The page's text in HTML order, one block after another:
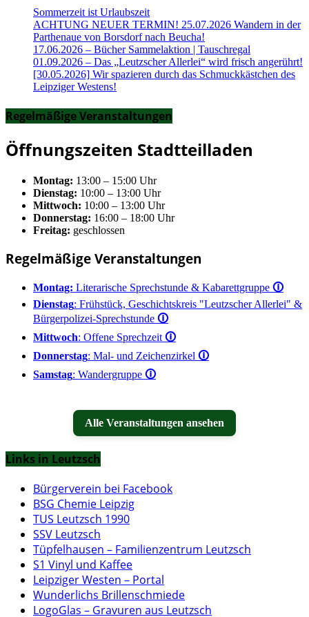
Sommerzeit ist Urlaubszeit
ACHTUNG NEUER TERMIN! 25.07.2026 Wandern in der
Parthenaue von Borsdorf nach Beucha!
17.06.2026 – Bücher Sammelaktion | Tauschregal
01.09.2026 – Das „Leutzscher Allerlei“ wird frisch angerührt!
[30.05.2026] Wir spazieren durch das Schmuckkästchen des
Leipziger Westens!
Regelmäßige Veranstaltungen
Öffnungszeiten Stadtteilladen
Montag: 13:00 – 15:00 Uhr
Dienstag: 10:00 – 13:00 Uhr
Mittwoch: 10:00 – 13:00 Uhr
Donnerstag: 16:00 – 18:00 Uhr
Freitag: geschlossen
Regelmäßige Veranstaltungen
Montag: Literarische Sprechstunde & Kabarettgruppe 🛈
Dienstag: Frühstück, Geschichtskreis "Leutzscher Allerlei" &
Bürgerpolizei-Sprechstunde 🛈
Mittwoch: Offene Sprechzeit 🛈
Donnerstag: Mal- und Zeichenzirkel 🛈
Samstag: Wandergruppe 🛈
Alle Veranstaltungen ansehen
Links in Leutzsch
Bürgerverein bei Facebook
BSG Chemie Leipzig
TUS Leutzsch 1990
SSV Leutzsch
Tüpfelhausen – Familienzentrum Leutzsch
S1 Vinyl und Kaffee
Leipziger Westen – Portal
Wunderlichs Brillenschmiede
LogoGlas – Gravuren aus Leutzsch